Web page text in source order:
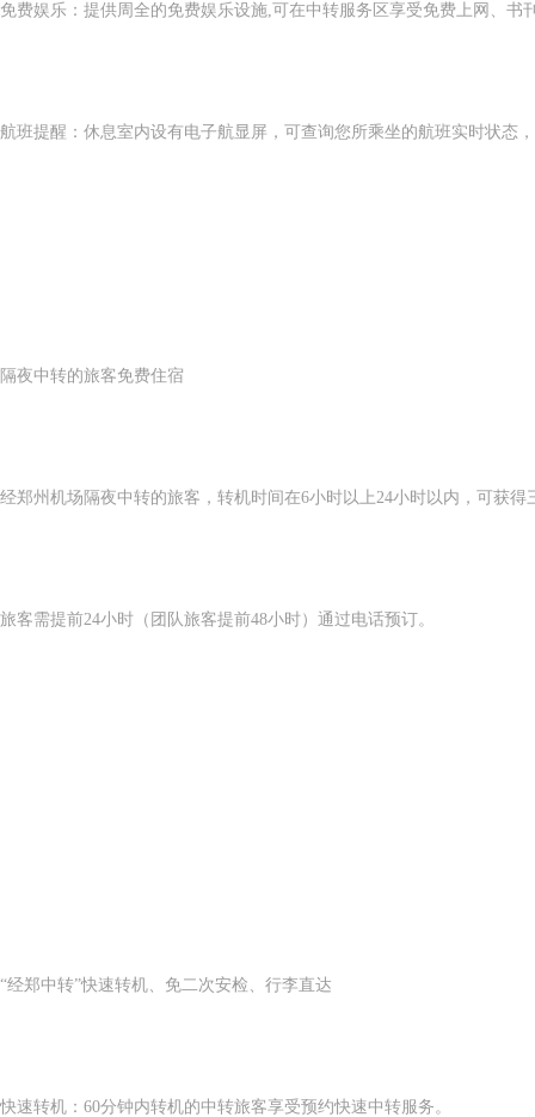
免费娱乐：提供周全的免费娱乐设施,可在中转服务区享受免费上网、书
航班提醒：休息室内设有电子航显屏，可查询您所乘坐的航班实时状态
隔夜中转的旅客免费住宿
经郑州机场隔夜中转的旅客，转机时间在6小时以上24小时以内，可获
旅客需提前24小时（团队旅客提前48小时）通过电话预订。
“经郑中转”快速转机、免二次安检、行李直达
快速转机：60分钟内转机的中转旅客享受预约快速中转服务。